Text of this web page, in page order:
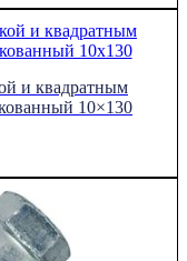
и квадратным
10×130